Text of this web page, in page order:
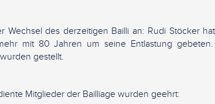
Wechsel des derzeitigen Bailli an: Rudi Stöcker
mit 80 Jahren um seine Entlastung
gestellt.
Mitglieder der Bailliage wurden geehrt: